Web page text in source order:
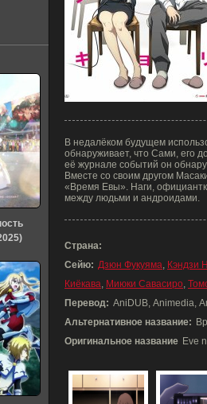
В недалёком будущем
обнаруживает, что Сами, его
её журнале событий он
Вместе со своим другом
«Время Евы». Наги,
между людьми и андроидами.
Страна:
Сейю: Дзюн Фукуяма, Кэндзи
Киёкава, Миюки Савасиро,
Перевод: AniDUB, Animedia,
Альтернативное название:
Оригинальное название Eve